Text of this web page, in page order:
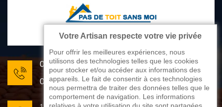
05 33 06 22 81
07 80 33 28 62
Votre Artisan respecte votre vie privée
Pour offrir les meilleures expériences, nous
utilisons des technologies telles que les cookies
pour stocker et/ou accéder aux informations des
appareils. Le fait de consentir à ces technologies
nous permettra de traiter des données telles que le
comportement de navigation. Les informations